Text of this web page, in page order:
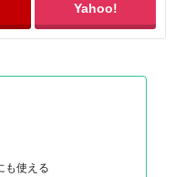
Yahoo!
も使える